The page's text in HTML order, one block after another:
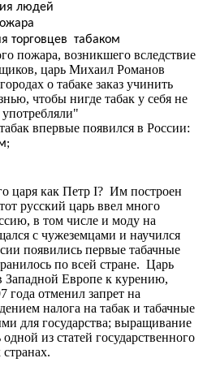
людей
торговцев табаком
пожара, возникшего вследствие
царь Михаил Романов
о табаке заказ учинить
чтобы нигде табак у себя не
впервые появился в России:
царя как Петр I? Им построен
русский царь ввел много
в том числе и моду на
с чужеземцами и научился
появились первые табачные
по всей стране. Царь
Западной Европе к курению,
года отменил запрет на
налога на табак и табачные
для государства; выращивание
из статей государственного